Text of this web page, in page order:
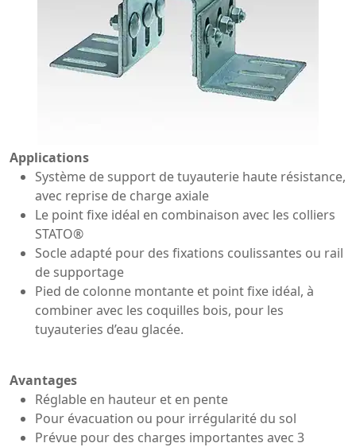
Applications
Système de support de tuyauterie haute résistance,
avec reprise de charge axiale
Le point fixe idéal en combinaison avec les colliers
STATO®
Socle adapté pour des fixations coulissantes ou rail
de supportage
Pied de colonne montante et point fixe idéal, à
combiner avec les coquilles bois, pour les
tuyauteries d’eau glacée.
Avantages
Réglable en hauteur et en pente
Pour évacuation ou pour irrégularité du sol
Prévue pour des charges importantes avec 3